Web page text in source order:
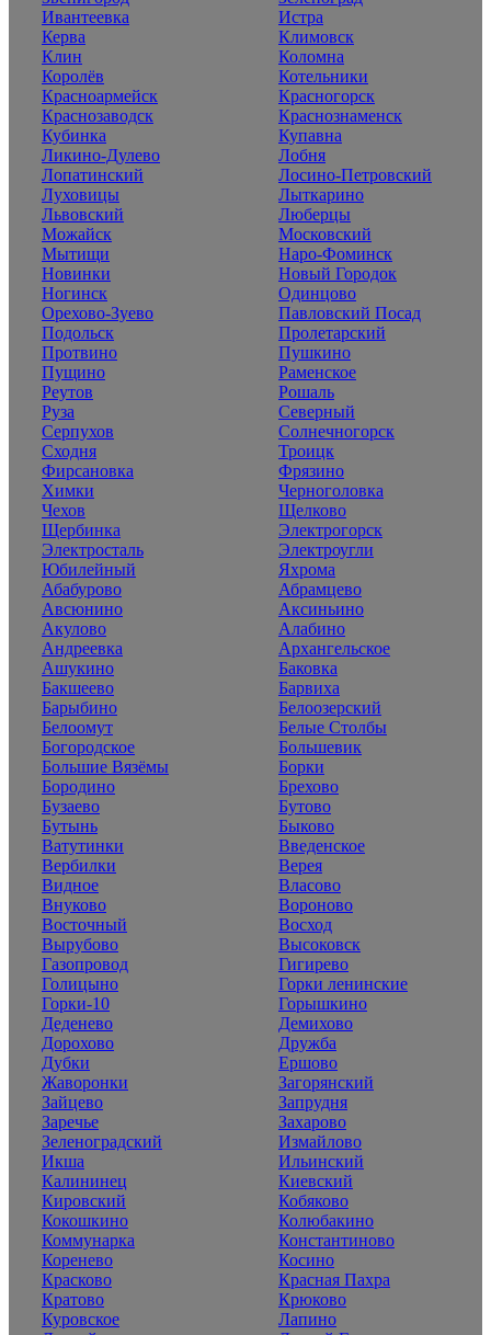
Ивантеевка
Истра
Керва
Климовск
Клин
Коломна
Королёв
Котельники
Красноармейск
Красногорск
Краснозаводск
Краснознаменск
Кубинка
Купавна
Ликино-Дулево
Лобня
Лопатинский
Лосино-Петровский
Луховицы
Лыткарино
Львовский
Люберцы
Можайск
Московский
Мытищи
Наро-Фоминск
Новинки
Новый Городок
Ногинск
Одинцово
Орехово-Зуево
Павловский Посад
Подольск
Пролетарский
Протвино
Пушкино
Пущино
Раменское
Реутов
Рошаль
Руза
Северный
Серпухов
Солнечногорск
Сходня
Троицк
Фирсановка
Фрязино
Химки
Черноголовка
Чехов
Щелково
Щербинка
Электрогорск
Электросталь
Электроугли
Юбилейный
Яхрома
Абабурово
Абрамцево
Авсюнино
Аксиньино
Акулово
Алабино
Андреевка
Архангельское
Ашукино
Баковка
Бакшеево
Барвиха
Барыбино
Белоозерский
Белоомут
Белые Столбы
Богородское
Большевик
Большие Вязёмы
Борки
Бородино
Брехово
Бузаево
Бутово
Бутынь
Быково
Ватутинки
Введенское
Вербилки
Верея
Видное
Власово
Внуково
Вороново
Восточный
Восход
Вырубово
Высоковск
Газопровод
Гигирево
Голицыно
Горки ленинские
Горки-10
Горышкино
Деденево
Демихово
Дорохово
Дружба
Дубки
Ершово
Жаворонки
Загорянский
Зайцево
Запрудня
Заречье
Захарово
Зеленоградский
Измайлово
Икша
Ильинский
Калининец
Киевский
Кировский
Кобяково
Кокошкино
Колюбакино
Коммунарка
Константиново
Коренево
Косино
Красково
Красная Пахра
Кратово
Крюково
Куровское
Лапино